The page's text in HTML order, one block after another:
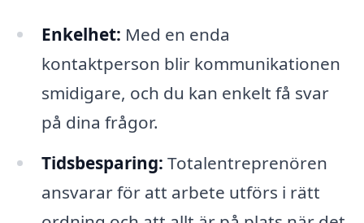
Enkelhet: Med en enda
kontaktperson blir kommunikationen
smidigare, och du kan enkelt få svar
på dina frågor.
Tidsbesparing: Totalentreprenören
ansvarar för att arbete utförs i rätt